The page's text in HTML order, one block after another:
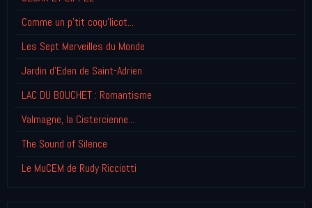
Comme un p'tit coqu'licot...
Les Sept Merveilles du Monde
Jardin d'Eden de Saint-Adrien
LAC DU BOUCHET : Romantisme
Valmagne, la Cistercienne...
The Sound of Silence
Le MuCEM de Rudy Ricciotti